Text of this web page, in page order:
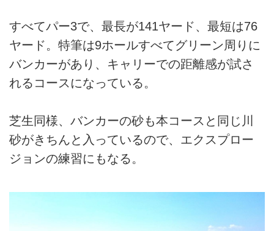
すべてパー3で、最長が141ヤード、最短は76
ヤード。特筆は9ホールすべてグリーン周りに
バンカーがあり、キャリーでの距離感が試さ
れるコースになっている。
芝生同様、バンカーの砂も本コースと同じ川
砂がきちんと入っているので、エクスプロー
ジョンの練習にもなる。